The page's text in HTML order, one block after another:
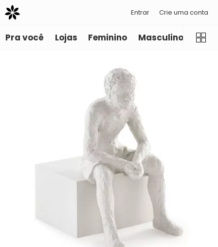
Entrar Crie uma conta
Pra você Lojas Feminino Masculino